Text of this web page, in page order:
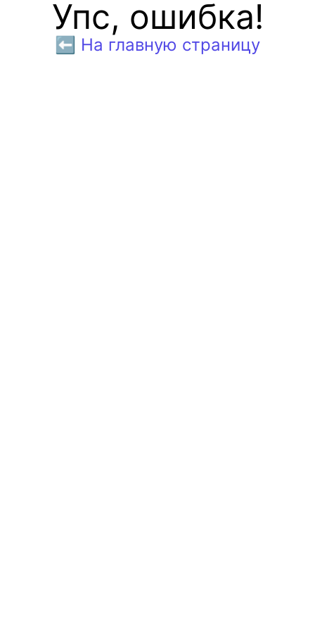
Упс, ошибка!
⬅️ На главную страницу